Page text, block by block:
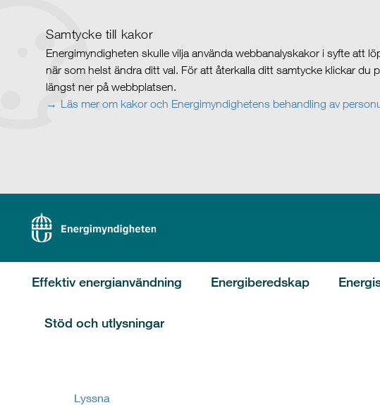
Samtycke till kakor
Energimyndigheten skulle vilja använda webbanalyskakor i syfte att
när som helst ändra ditt val. För att återkalla ditt samtycke klickar du
längst ner på webbplatsen.
Läs mer om kakor och Energimyndighetens behandling av
Effektiv energianvändning Energiberedskap
Stöd och utlysningar
Lyssna